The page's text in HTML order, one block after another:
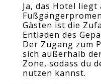
Ja, das Hotel liegt
Gästen ist die
Entladen des
Der Zugang zum
sich außerhalb
Zone, sodass du
nutzen kannst.